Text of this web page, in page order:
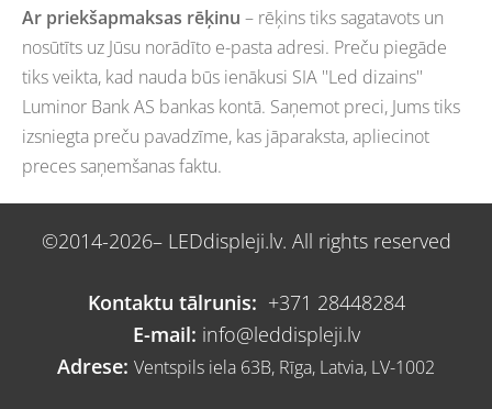
Ar priekšapmaksas rēķinu – rēķins tiks sagatavots un
nosūtīts uz Jūsu norādīto e-pasta adresi. Preču piegāde
tiks veikta, kad nauda būs ienākusi SIA ''Led dizains''
Luminor Bank AS bankas kontā. Saņemot preci, Jums tiks
izsniegta preču pavadzīme, kas jāparaksta, apliecinot
preces saņemšanas faktu.
©2014-2026– LEDdispleji.lv. All rights reserved
Kontaktu tālrunis: +371 28448284
E-mail: info@leddispleji.lv
Adrese: Ventspils iela 63B, Rīga, Latvia, LV-1002